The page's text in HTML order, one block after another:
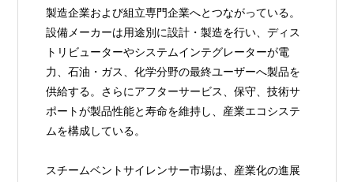
製造企業および組立専門企業へとつながっている。
設備メーカーは用途別に設計・製造を行い、ディス
トリビューターやシステムインテグレーターが電
力、石油・ガス、化学分野の最終ユーザーへ製品を
供給する。さらにアフターサービス、保守、技術サ
ポートが製品性能と寿命を維持し、産業エコシステ
ムを構成している。
スチームベントサイレンサー市場は、産業化の進展